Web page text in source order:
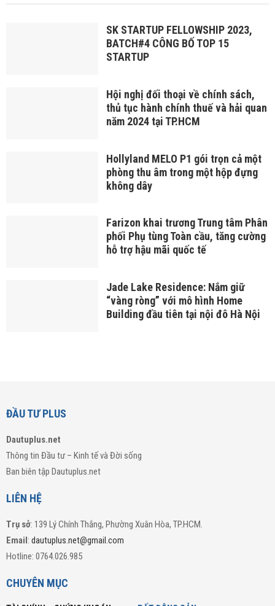
SK STARTUP FELLOWSHIP 2023,
BATCH#4 CÔNG BỐ TOP 15
STARTUP
Hội nghị đối thoại về chính sách,
thủ tục hành chính thuế và hải quan
năm 2024 tại TP.HCM
Hollyland MELO P1 gói trọn cả một
phòng thu âm trong một hộp đựng
không dây
Farizon khai trương Trung tâm Phân
phối Phụ tùng Toàn cầu, tăng cường
hỗ trợ hậu mãi quốc tế
Jade Lake Residence​: Nắm giữ
“vàng ròng” với mô hình Home
Building đầu tiên tại nội đô Hà Nội
ĐẦU TƯ PLUS
Dautuplus.net
Thông tin Đầu tư – Kinh tế và Đời sống
Ban biên tập Dautuplus.net
LIÊN HỆ
Trụ sở: 139 Lý Chính Thắng, Phường Xuân Hòa, TP.HCM.
Email: dautuplus.net@gmail.com
Hotline: 0764.026.985
CHUYÊN MỤC